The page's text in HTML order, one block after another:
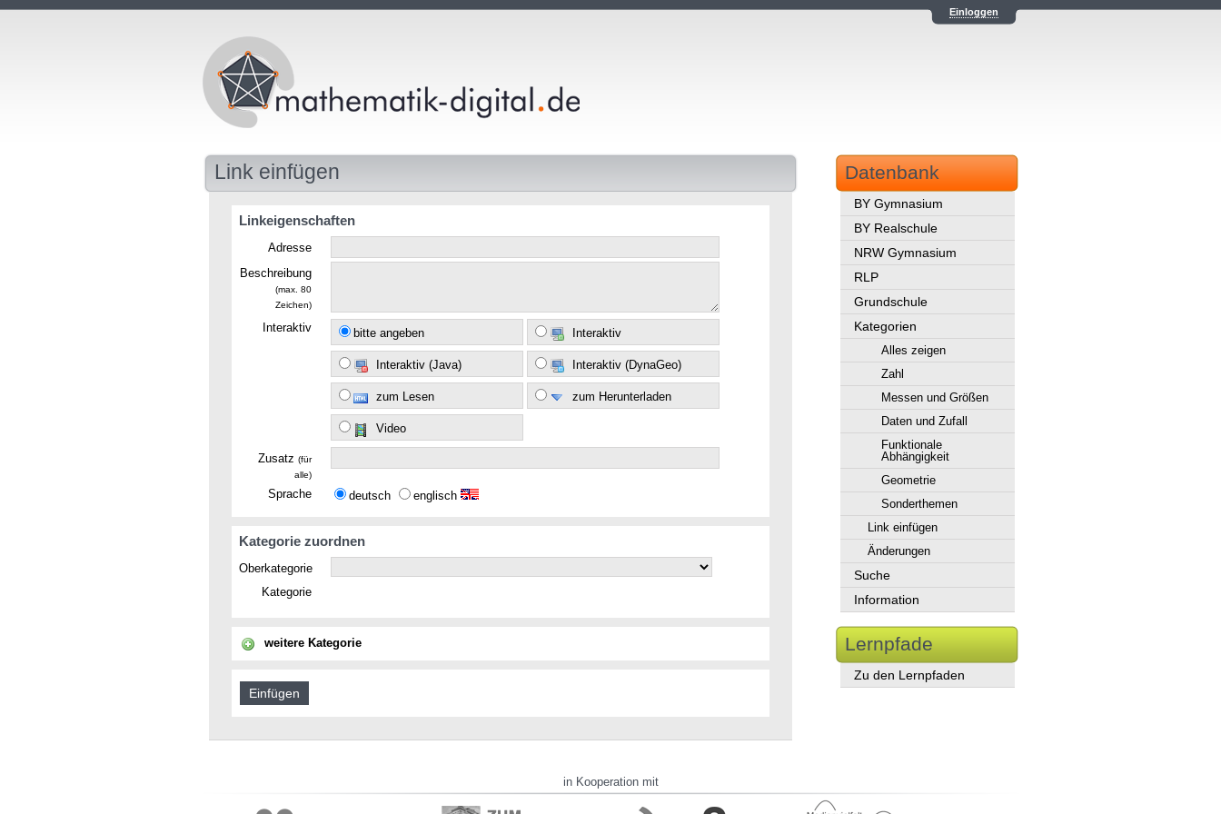
Einloggen
Link einfügen
Linkeigenschaften
Adresse
Beschreibung
(max. 80
Zeichen)
Interaktiv bitte angeben Interaktiv
Interaktiv (Java) Interaktiv (DynaGeo)
zum Lesen zum Herunterladen
Video
Zusatz (für
alle)
Sprache deutsch englisch
Kategorie zuordnen
Oberkategorie
Kategorie
weitere Kategorie
Datenbank
BY Gymnasium
BY Realschule
NRW Gymnasium
RLP
Grundschule
Kategorien
Alles zeigen
Zahl
Messen und Größen
Daten und Zufall
Funktionale
Abhängigkeit
Geometrie
Sonderthemen
Link einfügen
Änderungen
Suche
Information
Lernpfade
Zu den Lernpfaden
in Kooperation mit